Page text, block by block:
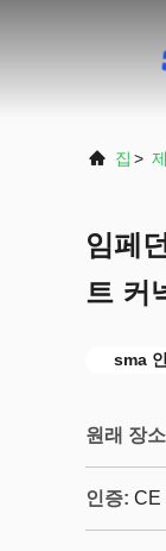
집 >
임페
트 커
sma
원래 장
인증: CE